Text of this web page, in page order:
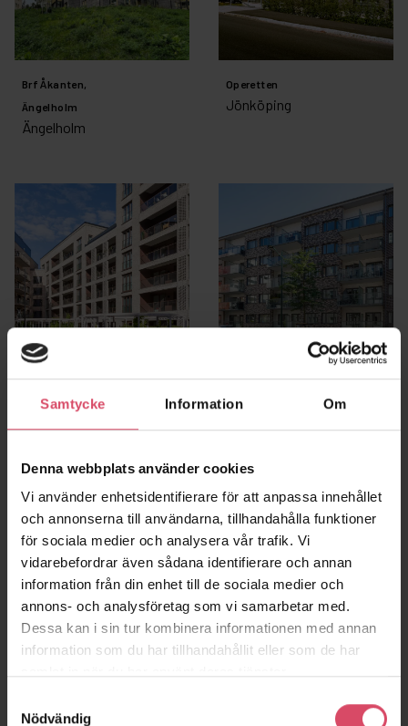
Samtycke Information Om
Denna webbplats använder cookies
Vi använder enhetsidentifierare för att anpassa innehållet
och annonserna till användarna, tillhandahålla funktioner
för sociala medier och analysera vår trafik. Vi
vidarebefordrar även sådana identifierare och annan
information från din enhet till de sociala medier och
annons- och analysföretag som vi samarbetar med.
Dessa kan i sin tur kombinera informationen med annan
information som du har tillhandahållit eller som de har
Nödvändig
Brf Åkanten,
Ängelholm
Ängelholm
Operetten
Jönköping
Norra Kapellgärdet
Uppsala
Frigg 1, Hyllie
Malmö
Kv Sirius
Malmö
Kv Oden
Höganäs